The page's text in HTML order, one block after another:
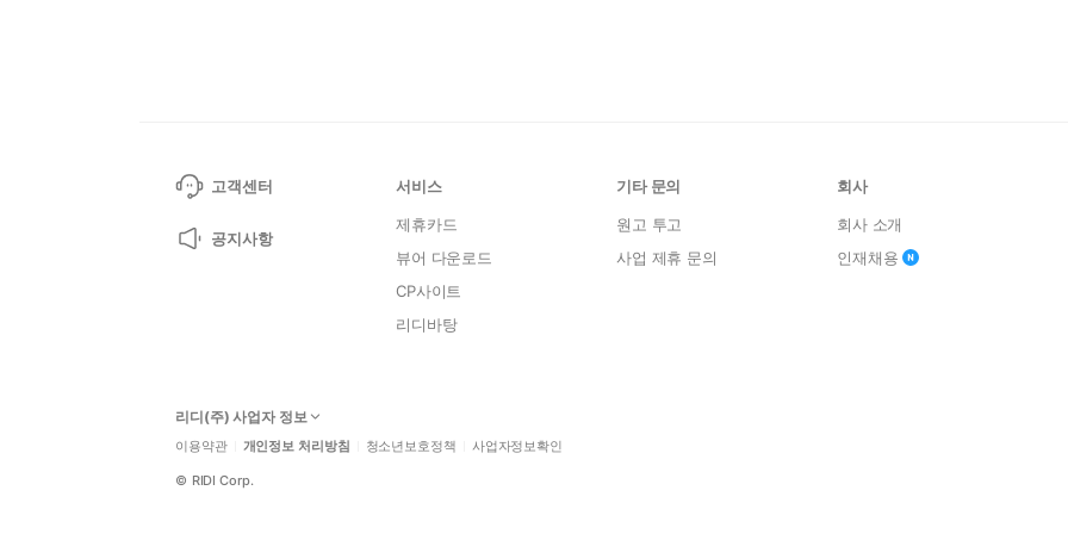
고객센터
공지사항
서비스
제휴카드
뷰어 다운로드
CP사이트
리디바탕
기타 문의
원고 투고
사업 제휴 문의
회사
회사 소개
인재채용
리디(주) 사업자 정보
이용약관 개인정보 처리방침 청소년보호정책 사업자정보확인
© RIDI Corp.